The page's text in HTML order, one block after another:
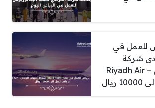
للعمل في
شركة
طيران الرياض – Riyadh Air